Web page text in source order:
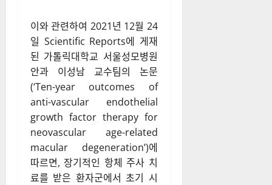
이와 관련하여 2021년 12월 24
일 Scientific Reports에 게재
된 가톨릭대학교 서울성모병원
안과 이성남 교수팀의 논문
(‘Ten-year outcomes of
anti-vascular endothelial
growth factor therapy for
neovascular age-related
macular degeneration’)에
따르면, 장기적인 항체 주사 치
료를 받은 환자군에서 초기 시